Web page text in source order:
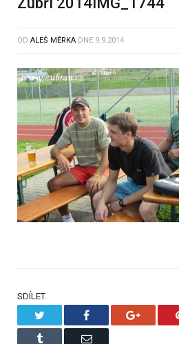
OD ALEŠ MĚRKA DNE 9.9.2014
SDÍLET.
Facebook Google+
Tumblr Email